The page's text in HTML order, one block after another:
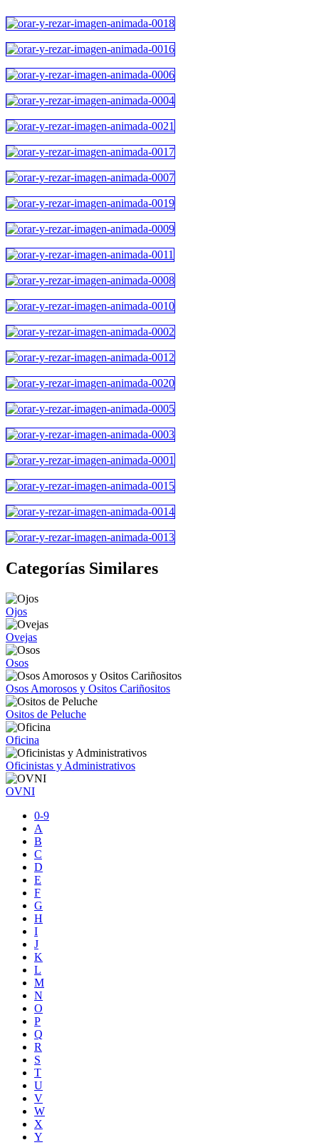
Categorías Similares
Ojos
Ovejas
Osos
Osos Amorosos y Ositos Cariñositos
Ositos de Peluche
Oficina
Oficinistas y Administrativos
OVNI
0-9
A
B
C
D
E
F
G
H
I
J
K
L
M
N
O
P
Q
R
S
T
U
V
W
X
Y